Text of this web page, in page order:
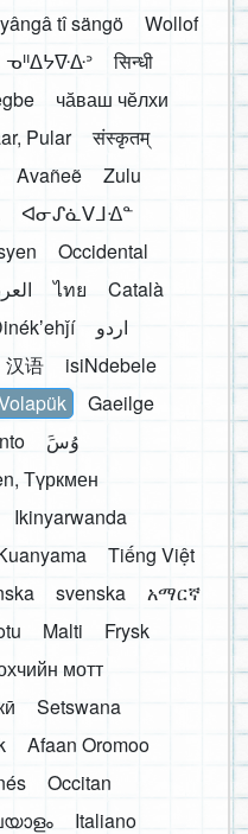
yângâ tî sängö
Wollof
ᓀᐦᐃᔭᐍᐏᐣ
सिन्धी
чӑваш чӗлхи
Pular
संस्कृतम्
Avañeẽ
Zulu
ᐊᓂᔑᓈᐯᒧᐎᓐ
Occidental
ไทย
Català
اردو
汉语
isiNdebele
Gaeilge
َوُسَ
Түркмен
Ikinyarwanda
Tiếng Việt
svenska
አማርኛ
Malti
Frysk
мотт
Setswana
Afaan Oromoo
Occitan
Italiano